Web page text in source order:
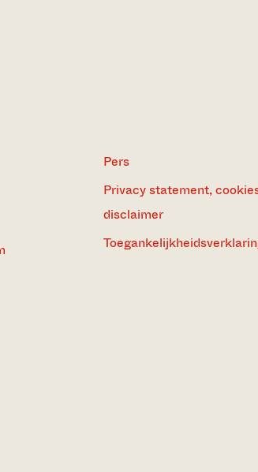
Pers
Privacy statement,
disclaimer